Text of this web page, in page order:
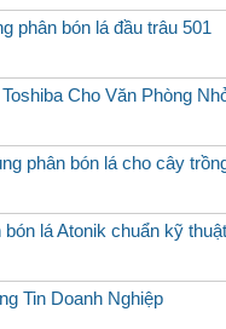
phân bón lá đầu trâu 501
Cho Văn Phòng
phân bón lá cho cây
lá Atonik chuẩn kỹ thuật
Tin Doanh Nghiệp